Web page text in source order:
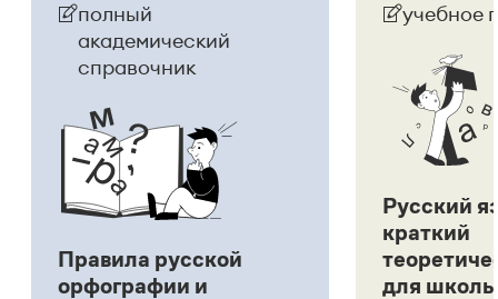
полный
академический
справочник
Правила русской
орфографии и
учебное
Русский
краткий
для